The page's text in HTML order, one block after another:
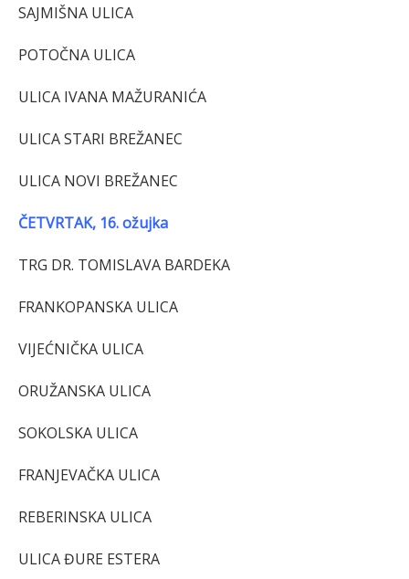
SAJMIŠNA ULICA
POTOČNA ULICA
ULICA IVANA MAŽURANIĆA
ULICA STARI BREŽANEC
ULICA NOVI BREŽANEC
ČETVRTAK, 16. ožujka
TRG DR. TOMISLAVA BARDEKA
FRANKOPANSKA ULICA
VIJEĆNIČKA ULICA
ORUŽANSKA ULICA
SOKOLSKA ULICA
FRANJEVAČKA ULICA
REBERINSKA ULICA
ULICA ĐURE ESTERA